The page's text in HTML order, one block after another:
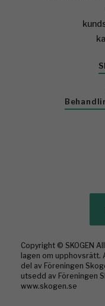
Copyright © SKOGEN
lagen om upphovsrätt.
del av Föreningen
utsedd av Föreningen
www.skogen.se